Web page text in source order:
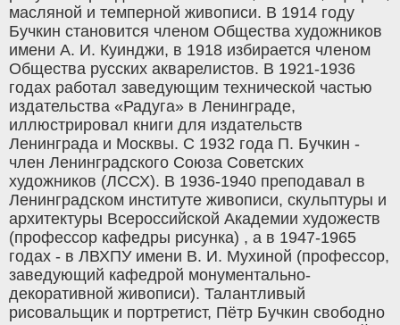
масляной и темперной живописи. В 1914 году
Бучкин становится членом Общества художников
имени А. И. Куинджи, в 1918 избирается членом
Общества русских акварелистов. В 1921-1936
годах работал заведующим технической частью
издательства «Радуга» в Ленинграде,
иллюстрировал книги для издательств
Ленинграда и Москвы. С 1932 года П. Бучкин -
член Ленинградского Союза Советских
художников (ЛССХ). В 1936-1940 преподавал в
Ленинградском институте живописи, скульптуры и
архитектуры Всероссийской Академии художеств
(профессор кафедры рисунка) , а в 1947-1965
годах - в ЛВХПУ имени В. И. Мухиной (профессор,
заведующий кафедрой монументально-
декоративной живописи). Талантливый
рисовальщик и портретист, Пётр Бучкин свободно